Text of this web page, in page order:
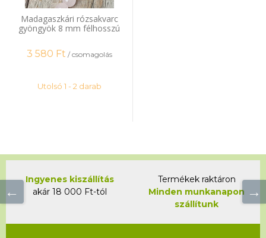
Madagaszkári rózsakvarc
gyöngyök 8 mm félhosszú
3 580 Ft / csomagolás
Utolsó 1 - 2 darab
Ingyenes kiszállítás
akár 18 000 Ft-tól
Termékek raktáron
Minden munkanapon
szállítunk